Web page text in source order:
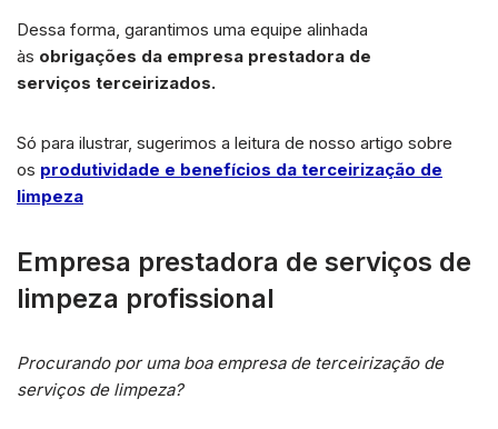
Dessa forma, garantimos uma equipe alinhada
às obrigações da empresa prestadora de
serviços terceirizados.
Só para ilustrar, sugerimos a leitura de nosso artigo sobre
os produtividade e benefícios da terceirização de
limpeza
Empresa prestadora de serviços de
limpeza profissional
Procurando por uma boa empresa de terceirização de
serviços de limpeza?